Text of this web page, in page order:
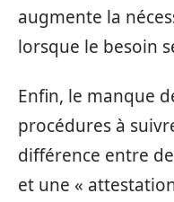
augmente la
lorsque le besoin
Enfin, le manque
procédures à
différence entre
et une «